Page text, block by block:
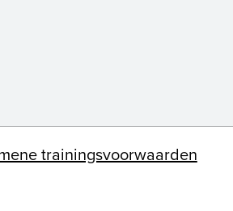
trainingsvoorwaarden